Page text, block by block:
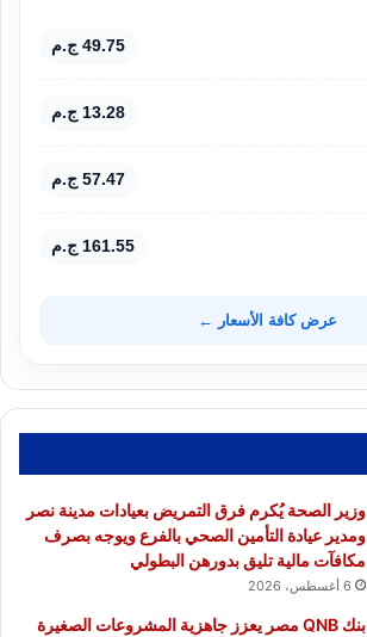
49.75 ج.م
13.28 ج.م
57.47 ج.م
161.55 ج.م
عرض كافة الأسعار ←
وزير الصحة يُكرم فرق التمريض بعيادات مدينة نصر
ومدير عيادة التأمين الصحي بالفرع ويوجه بصرف
مكافآت مالية تليق بدورهن البطولي
6 أغسطس، 2026
بنك QNB مصر يعزز جاهزية المشروعات الصغيرة